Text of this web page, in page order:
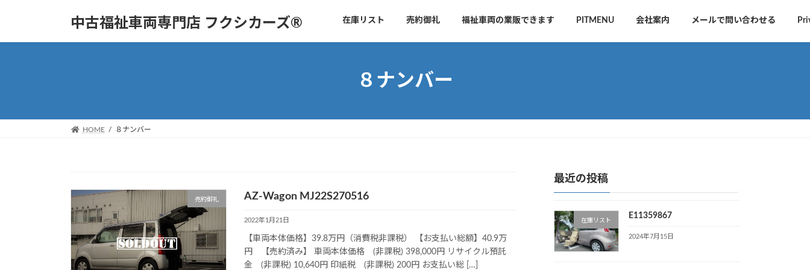
中古福祉車両専門店 フクシカーズ® 在庫リスト 売約御礼 福祉車両の業販できます PITMENU 会社案内 メールで問い合わせる
８ナンバー
HOME ８ナンバー
売約御礼 AZ-Wagon MJ22S270516
2022年1月21日
【車両本体価格】39.8万円（消費税非課税） 【お支払い総額】40.9万
円 【売約済み】 車両本体価格 (非課税) 398,000円 リサイクル預託
金 (非課税) 10,640円 印紙税 (非課税) 200円 お支払い総 […]
最近の投稿
在庫リスト
E11359867
2024年7月15日